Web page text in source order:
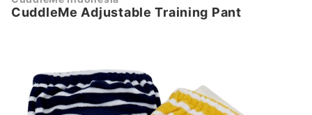
CuddleMe Adjustable Training Pant